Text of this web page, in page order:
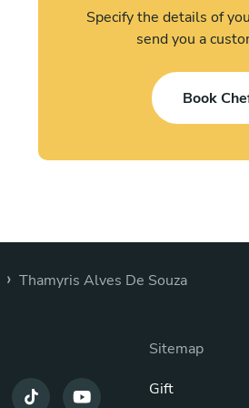
Specify the details of
send you a
Book
› Thamyris Alves De Souza
Sitemap
Gift